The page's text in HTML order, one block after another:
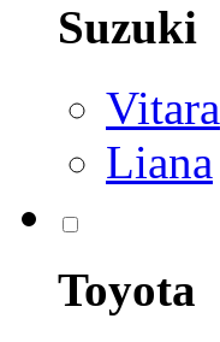
Suzuki
Vitara
Liana
Toyota